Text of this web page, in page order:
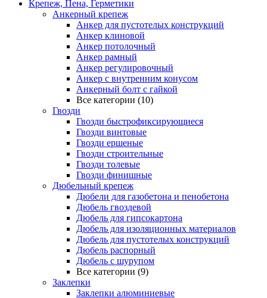
Крепеж, Пена, Герметики
Анкерный крепеж
Анкер для пустотелых конструкций
Анкер клиновой
Анкер потолочный
Анкер рамный
Анкер регулировочный
Анкер с внутренним конусом
Анкерный болт с гайкой
Все категории (10)
Гвозди
Гвозди быстрофиксирующиеся
Гвозди винтовые
Гвозди ершеные
Гвозди строительные
Гвозди толевые
Гвозди финишные
Дюбельный крепеж
Дюбели для газобетона и пенобетона
Дюбель гвоздевой
Дюбель для гипсокартона
Дюбель для изоляционных материалов
Дюбель для пустотелых конструкций
Дюбель распорный
Дюбель с шурупом
Все категории (9)
Заклепки
Заклепки алюминиевые